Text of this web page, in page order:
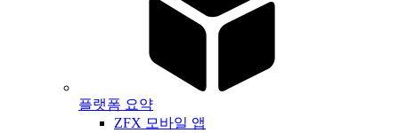
플랫폼 요약
ZFX 모바일 앱